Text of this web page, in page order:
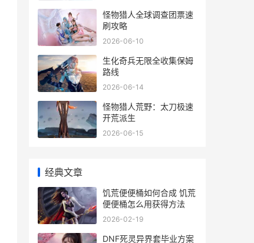
怪物猎人全球调查团票速
刷攻略
2026-06-10
生化奇兵无限全收集保姆
路线
2026-06-14
怪物猎人荒野：太刀极速
开荒派生
2026-06-15
经典文章
饥荒便便桶如何合成 饥荒
便便桶怎么用获得方法
2026-02-19
DNF死灵异界套毕业方案